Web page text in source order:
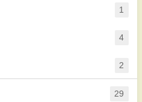
1
4
2
29